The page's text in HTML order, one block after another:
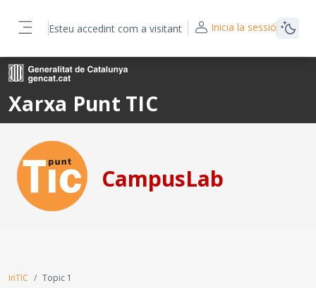
Xarxa Punt TIC
CampusLab
Esteu accedint com a visitant Inicia la sessió
InTIC Topic 1